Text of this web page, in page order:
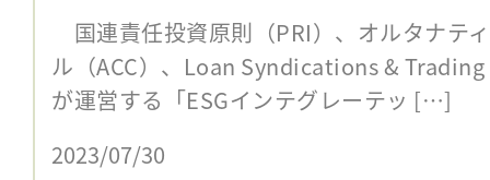
国連責任投資原則（PRI）、オルタナテ
ル（ACC）、Loan Syndications &
が運営する「ESGインテグレーテッ […]
2023/07/30